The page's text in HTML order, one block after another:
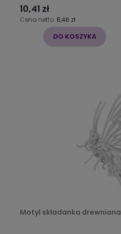
10,41 zł
Cena netto: 8,46 zł
DO KOSZYKA
Motyl składanka drewniana